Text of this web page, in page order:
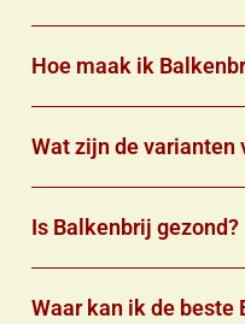
Hoe maak ik
Wat zijn de varianten
Is Balkenbrij gezond?
Waar kan ik de beste